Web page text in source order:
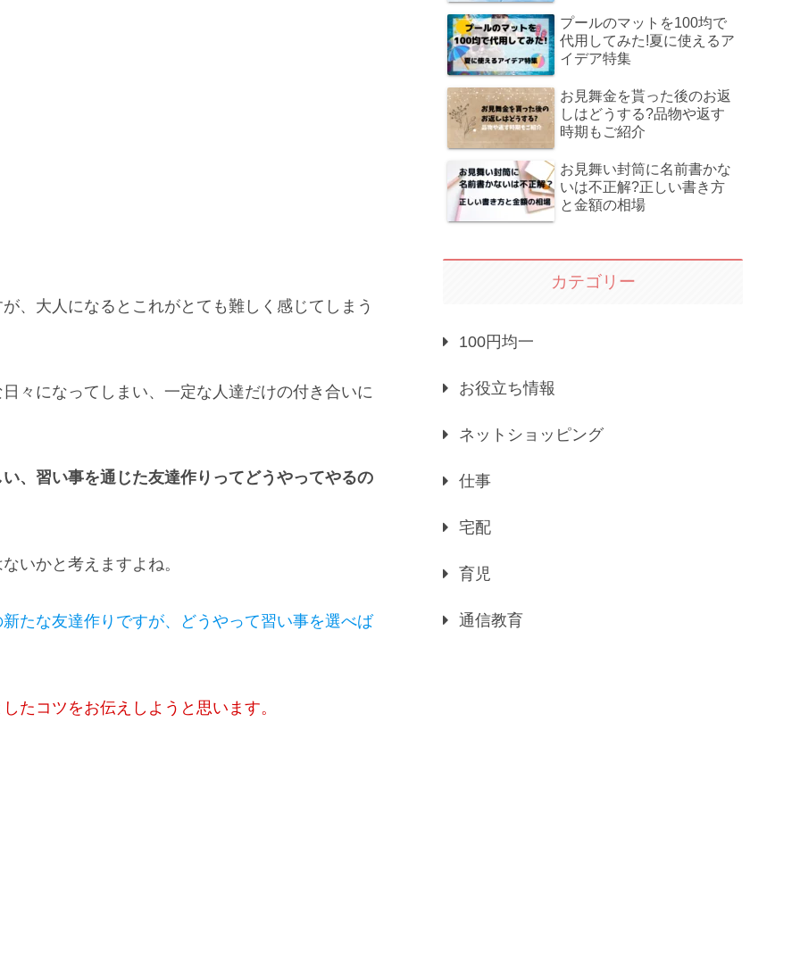
、大人になるとこれがとても難しく感じてしまう
々になってしまい、一定な人達だけの付き合いに
、習い事を通じた友達作りってどうやってやるの
いかと考えますよね。
たな友達作りですが、どうやって習い事を選べば
たコツをお伝えしようと思います。
プールのマットを100均で
代用してみた!夏に使えるア
イデア特集
お見舞金を貰った後のお返
しはどうする?品物や返す
時期もご紹介
お見舞い封筒に名前書かな
いは不正解?正しい書き方
と金額の相場
カテゴリー
100円均一
お役立ち情報
ネットショッピング
仕事
宅配
育児
通信教育